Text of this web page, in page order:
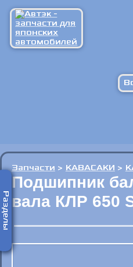
Разделы
Запчасти > КАВАСАКИ >
Подшипник
вала КЛР 650